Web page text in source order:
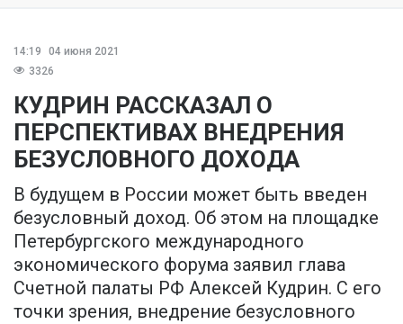
14:19
04 июня 2021
3326
КУДРИН РАССКАЗАЛ О
ПЕРСПЕКТИВАХ ВНЕДРЕНИЯ
БЕЗУСЛОВНОГО ДОХОДА
В будущем в России может быть введен
безусловный доход. Об этом на площадке
Петербургского международного
экономического форума заявил глава
Счетной палаты РФ Алексей Кудрин. С его
точки зрения, внедрение безусловного